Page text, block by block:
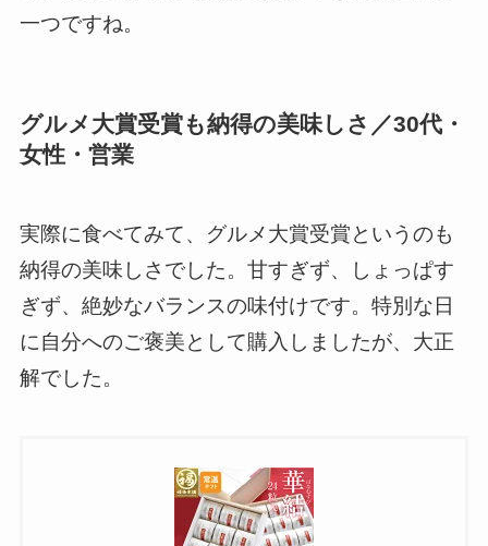
一つですね。
グルメ大賞受賞も納得の美味しさ／30代・
女性・営業
実際に食べてみて、グルメ大賞受賞というのも
納得の美味しさでした。甘すぎず、しょっぱす
ぎず、絶妙なバランスの味付けです。特別な日
に自分へのご褒美として購入しましたが、大正
解でした。